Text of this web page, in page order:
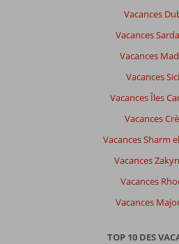
Vacances
Vacances
Vacances
Vacances
Vacances Îles
Vacances
Vacances Sharm
Vacances
Vacances
Vacances
TOP 10 DES